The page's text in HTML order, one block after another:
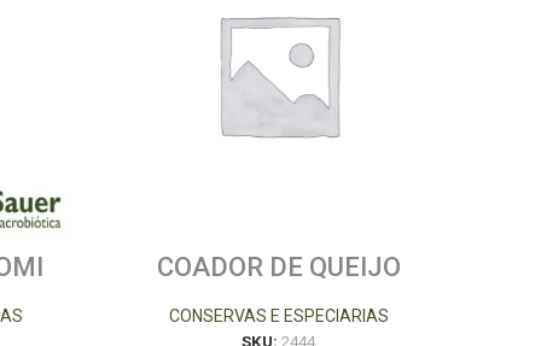
COADOR DE QUEIJO
CONSERVAS E ESPECIARIAS
SKU: 2444